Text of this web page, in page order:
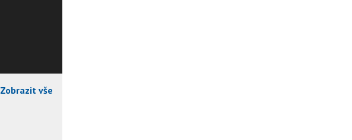
Zobrazit vše